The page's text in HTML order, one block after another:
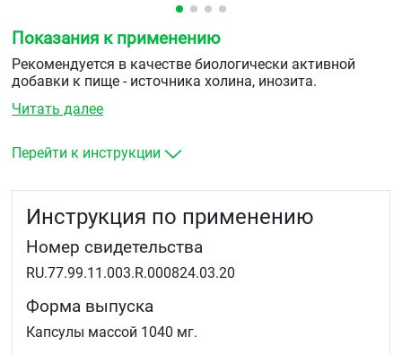
Показания к применению
Рекомендуется в качестве биологически активной
добавки к пище - источника холина, инозита.
Читать далее
Перейти к инструкции
Инструкция по применению
Номер свидетельства
RU.77.99.11.003.R.000824.03.20
Форма выпуска
Капсулы массой 1040 мг.